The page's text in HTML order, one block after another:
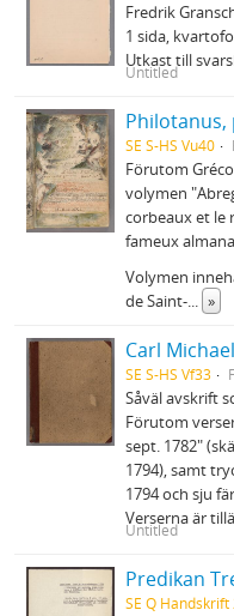
Fredrik
1 sida,
Utkast till
Untitled
SE S-HS Vu40
Förutom
volymen
corbeaux et le
fameux
Volymen
de Saint-... »
SE S-HS Vf33
Såväl avskrift
Förutom
sept. 1782"
1794), samt
1794 och sju
Verserna är
Untitled
SE Q Handskrift